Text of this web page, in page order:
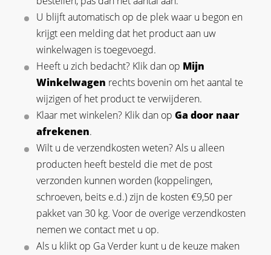
U blijft automatisch op de plek waar u begon en
krijgt een melding dat het product aan uw
winkelwagen is toegevoegd.
Heeft u zich bedacht? Klik dan op Mijn
Winkelwagen rechts bovenin om het aantal te
wijzigen of het product te verwijderen.
Klaar met winkelen? Klik dan op Ga door naar
afrekenen.
Wilt u de verzendkosten weten? Als u alleen
producten heeft besteld die met de post
verzonden kunnen worden (koppelingen,
schroeven, beits e.d.) zijn de kosten €9,50 per
pakket van 30 kg. Voor de overige verzendkosten
nemen we contact met u op.
Als u klikt op Ga Verder kunt u de keuze maken